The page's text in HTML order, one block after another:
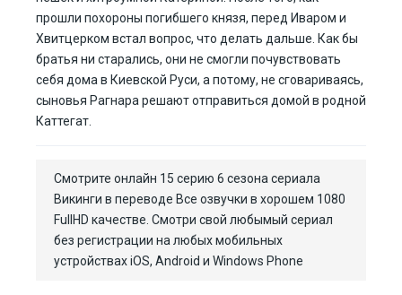
прошли похороны погибшего князя, перед Иваром и
Хвитцерком встал вопрос, что делать дальше. Как бы
братья ни старались, они не смогли почувствовать
себя дома в Киевской Руси, а потому, не сговариваясь,
сыновья Рагнара решают отправиться домой в родной
Каттегат.
Смотрите онлайн 15 серию 6 сезона сериала
Викинги в переводе Все озвучки в хорошем 1080
FullHD качестве. Смотри свой любымый сериал
без регистрации на любых мобильных
устройствах iOS, Android и Windows Phone